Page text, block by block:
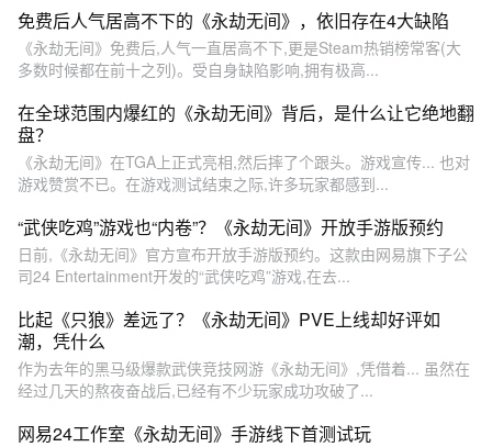
免费后人气居高不下的《永劫无间》，依旧存在4大缺陷
《永劫无间》免费后,人气一直居高不下,更是Steam热销榜常客(大
多数时候都在前十之列)。受自身缺陷影响,拥有极高...
在全球范围内爆红的《永劫无间》背后，是什么让它绝地翻
盘？
《永劫无间》在TGA上正式亮相,然后摔了个跟头。游戏宣传... 也对
游戏赞赏不已。在游戏测试结束之际,许多玩家都感到...
“武侠吃鸡”游戏也“内卷”？《永劫无间》开放手游版预约
日前,《永劫无间》官方宣布开放手游版预约。这款由网易旗下子公
司24 Entertainment开发的“武侠吃鸡”游戏,在去...
比起《只狼》差远了？《永劫无间》PVE上线却好评如
潮，凭什么
作为去年的黑马级爆款武侠竞技网游《永劫无间》,凭借着... 虽然在
经过几天的熬夜奋战后,已经有不少玩家成功攻破了...
网易24工作室《永劫无间》手游线下首测试玩